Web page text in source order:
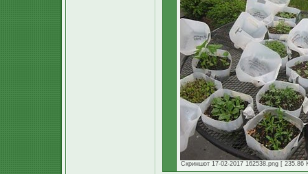
Скриншот 17-02-2017 162538.png [ 235.86